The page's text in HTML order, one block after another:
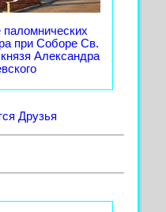
паломнических
при Соборе Св.
Александра
Друзья